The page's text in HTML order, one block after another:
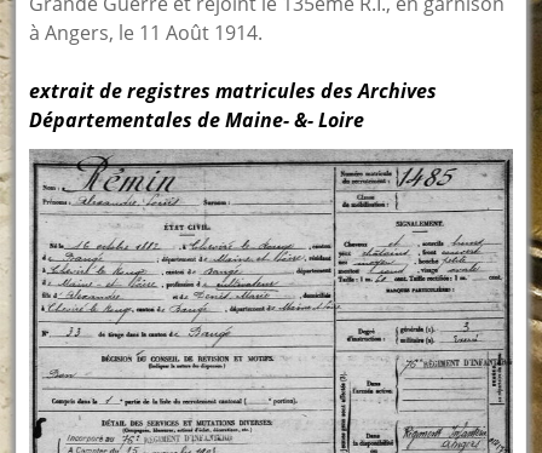
à Angers, le 11 Août 1914.
extrait de registres matricules des Archives
Départementales de Maine- &- Loire